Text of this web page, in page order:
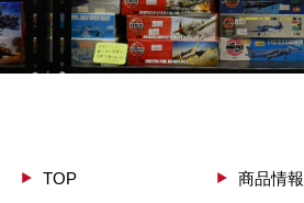
TOP 商品情報